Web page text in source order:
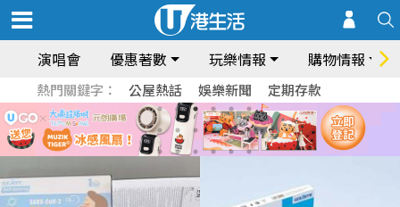
演唱會 優惠著數 玩樂情報 購物情報
熱門關鍵字： 公屋熱話 娛樂新聞 定期存款